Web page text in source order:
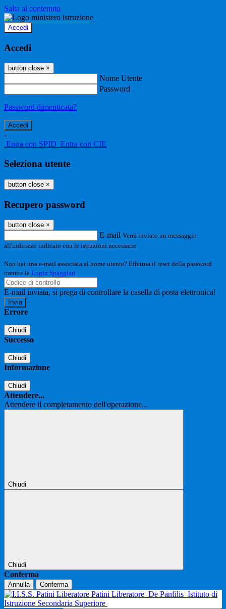
Salta al contenuto
Accedi
Accedi
button close ×
Nome Utente
Password
Password dimenticata?
-
Entra con SPID Entra con CIE
Seleziona utente
button close ×
Recupero password
button close ×
E-mail Verrà inviato un messaggio
all'indirizzo indicato con le istruzioni necessarie.
Non hai una e-mail associata al nome utente? Effettua il reset della password
tramite la Login Spaggiari
E-mail inviata, si prega di controllare la casella di posta elettronica!
Errore
Chiudi
Successo
Chiudi
Informazione
Chiudi
Attendere...
Attendere il completamento dell'operazione...
Chiudi
Chiudi
Conferma
Annulla Conferma
Patini Liberatore De Panfilis Istituto di
Istruzione Secondaria Superiore